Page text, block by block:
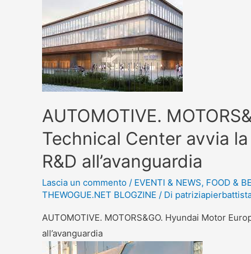
AUTOMOTIVE.
Technical Center avvia
R&D all’avanguardia
Lascia un commento / EVENTI & NEWS, FOOD &
THEWOGUE.NET BLOGZINE / Di
AUTOMOTIVE. MOTORS&GO. Hyundai Motor
all’avanguardia